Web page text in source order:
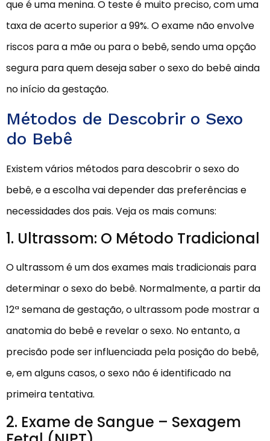
que é uma menina. O teste é muito preciso, com uma
taxa de acerto superior a 99%. O exame não envolve
riscos para a mãe ou para o bebê, sendo uma opção
segura para quem deseja saber o sexo do bebê ainda
no início da gestação.
Métodos de Descobrir o Sexo
do Bebê
Existem vários métodos para descobrir o sexo do
bebê, e a escolha vai depender das preferências e
necessidades dos pais. Veja os mais comuns:
1. Ultrassom: O Método Tradicional
O ultrassom é um dos exames mais tradicionais para
determinar o sexo do bebê. Normalmente, a partir da
12ª semana de gestação, o ultrassom pode mostrar a
anatomia do bebê e revelar o sexo. No entanto, a
precisão pode ser influenciada pela posição do bebê,
e, em alguns casos, o sexo não é identificado na
primeira tentativa.
2. Exame de Sangue – Sexagem